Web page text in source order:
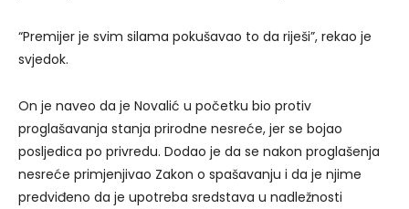
“Premijer je svim silama pokušavao to da riješi”, rekao je
svjedok.
On je naveo da je Novalić u početku bio protiv
proglašavanja stanja prirodne nesreće, jer se bojao
posljedica po privredu. Dodao je da se nakon proglašenja
nesreće primjenjivao Zakon o spašavanju i da je njime
predviđeno da je upotreba sredstava u nadležnosti